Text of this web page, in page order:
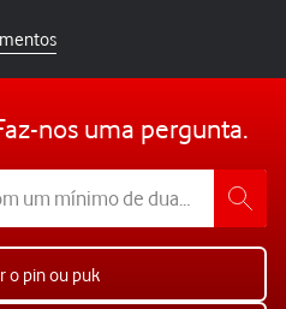
nos uma pergunta.
o pin ou puk